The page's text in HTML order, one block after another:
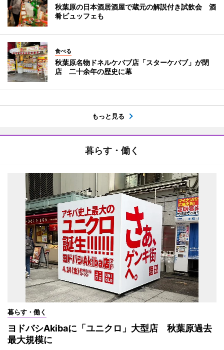
秋葉原の日本酒居酒屋で蔵元の解説付き試飲会 酒
肴ビュッフェも
食べる
秋葉原名物ドネルケバブ店「スターケバブ」が閉
店 二十余年の歴史に幕
もっと見る
暮らす・働く
暮らす・働く
ヨドバシAkibaに「ユニクロ」大型店 秋葉原過去
最大規模に